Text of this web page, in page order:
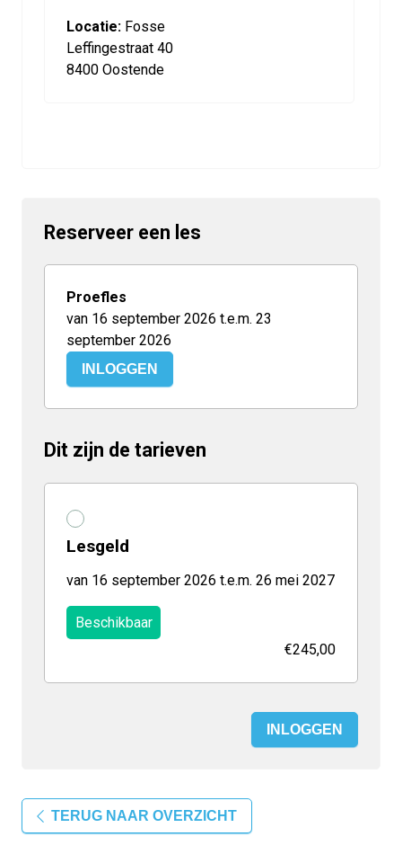
Locatie: Fosse
Leffingestraat 40
8400 Oostende
Reserveer een les
Proefles
van 16 september 2026 t.e.m. 23
september 2026
INLOGGEN
Dit zijn de tarieven
Lesgeld
van 16 september 2026 t.e.m. 26 mei 2027
Beschikbaar
€245,00
INLOGGEN
TERUG NAAR OVERZICHT